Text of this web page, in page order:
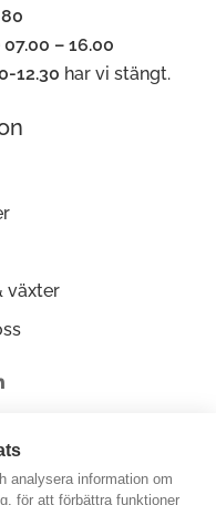
07.00 – 16.00
12.30 har vi stängt.
växter
på Google
analysera information om
för att förbättra funktioner